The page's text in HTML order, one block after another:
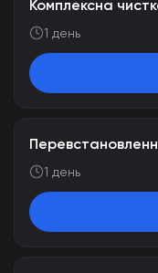
Комплексна
1 день
1 день